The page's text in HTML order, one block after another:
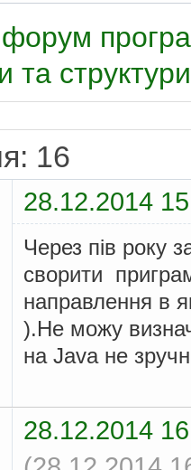
та
16
28.12.2014
Через пів року
сворити
направлення в
).Не можу
на Java не
28.12.2014